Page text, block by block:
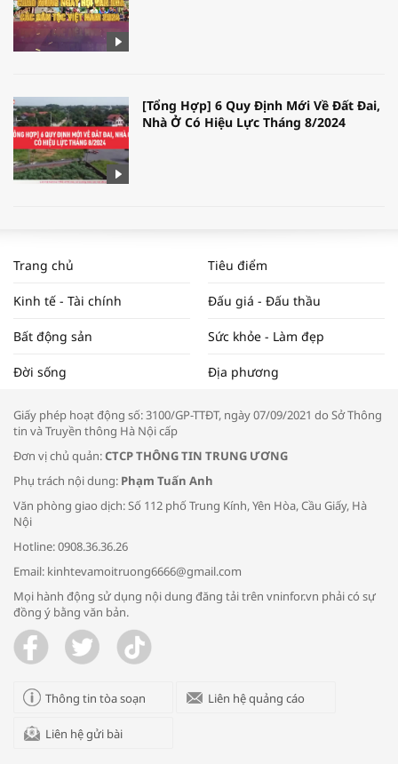
[Tổng Hợp] 6 Quy Định Mới Về Đất Đai,
Nhà Ở Có Hiệu Lực Tháng 8/2024
ĐẬP THỊ TRƯỜNG #62
Tọa đàm “Xúc tiến thương mại: Khơi
Bác sĩ tư vấn cách phòng tránh bệnh
đường hô hấp trong thời tiết giao mùa
Trao yêu thương cho em
Trang chủ Tiêu điểm
Kinh tế - Tài chính Đấu giá - Đấu thầu
Bất động sản Sức khỏe - Làm đẹp
Đời sống Địa phương
Giấy phép hoạt động số: 3100/GP-TTĐT, ngày 07/09/2021 do Sở Thông
tin và Truyền thông Hà Nội cấp
Đơn vị chủ quản:CTCP THÔNG TIN TRUNG ƯƠNG
Phụ trách nội dung: Phạm Tuấn Anh
Văn phòng giao dịch: Số 112 phố Trung Kính, Yên Hòa, Cầu Giấy, Hà
Nội
Hotline: 0908.36.36.26
Email: kinhtevamoitruong6666@gmail.com
Mọi hành động sử dụng nội dung đăng tải trên vninfor.vn phải có sự
đồng ý bằng văn bản.
Thông tin tòa soạn Liên hệ quảng cáo
Liên hệ gửi bài